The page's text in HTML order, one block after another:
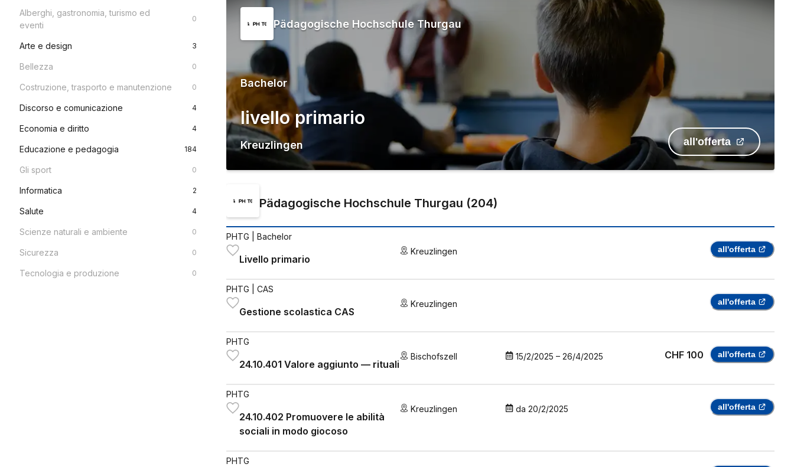
Alberghi, gastronomia, turismo ed
eventi
0
Arte e design 3
Bellezza 0
Costruzione, trasporto e manutenzione 0
Discorso e comunicazione 4
Economia e diritto 4
Educazione e pedagogia 184
Gli sport 0
Informatica 2
Salute 4
Scienze naturali e ambiente 0
Sicurezza 0
Tecnologia e produzione 0
Pädagogische Hochschule Thurgau
Bachelor
livello primario
Kreuzlingen all'offerta
Pädagogische Hochschule Thurgau (204)
PHTG | Bachelor
Livello primario
Kreuzlingen all'offerta
PHTG | CAS
Gestione scolastica CAS
Kreuzlingen all'offerta
PHTG
24.10.401 Valore aggiunto — rituali
Bischofszell 15/2/2025 – 26/4/2025 CHF 100 all'offerta
PHTG
24.10.402 Promuovere le abilità
sociali in modo giocoso
Kreuzlingen da 20/2/2025 all'offerta
PHTG